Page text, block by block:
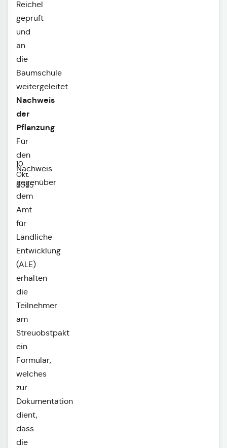
10.
Okt.
2025
Reichel
geprüft
und
an
die
Baumschule
weitergeleitet.
Nachweis
der
Pflanzung
Für
den
Nachweis
gegenüber
dem
Amt
für
Ländliche
Entwicklung
(ALE)
erhalten
die
Teilnehmer
am
Streuobstpakt
ein
Formular,
welches
zur
Dokumentation
dient,
dass
die